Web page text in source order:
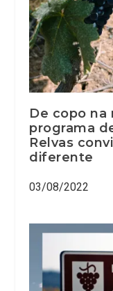
De copo na
programa
Relvas
diferente
03/08/2022